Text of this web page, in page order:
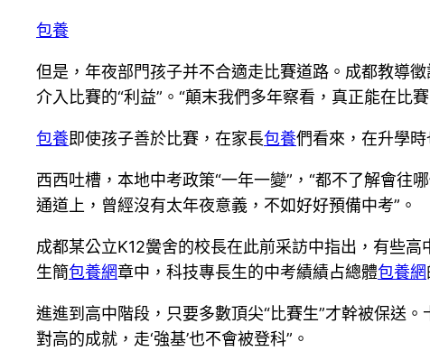
包養
但是，年夜部門孩子并不合適走比賽道路。成都教導
介入比賽的“利益”。“顛末我們多年察看，真正能在比
包養即使孩子善於比賽，在家長包養們看來，在升學時
西西吐槽，本地中考政策“一年一變”，“都不了解會往
通道上，曾經沒有太年夜意義，不如好好預備中考”。
成都某公立K12黌舍的校長在此前采訪中指出，有些
生簡包養網章中，科技專長生的中考績績占總體包養網
進進到高中階段，只要多數頂尖“比賽生”才幹被保送
對高的成就，走‘強基’也不會被登科”。